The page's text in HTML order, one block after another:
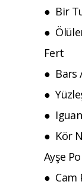
● Bir
●
Fert
● Bars
●
●
● Kör
Ayşe
● Cam